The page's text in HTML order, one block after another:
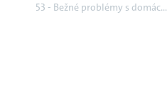
53 - Bežné problémy s domác...